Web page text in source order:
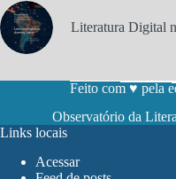
Literatura Digital
Feito com ♥ pela
Observatório da
Links locais
Acessar